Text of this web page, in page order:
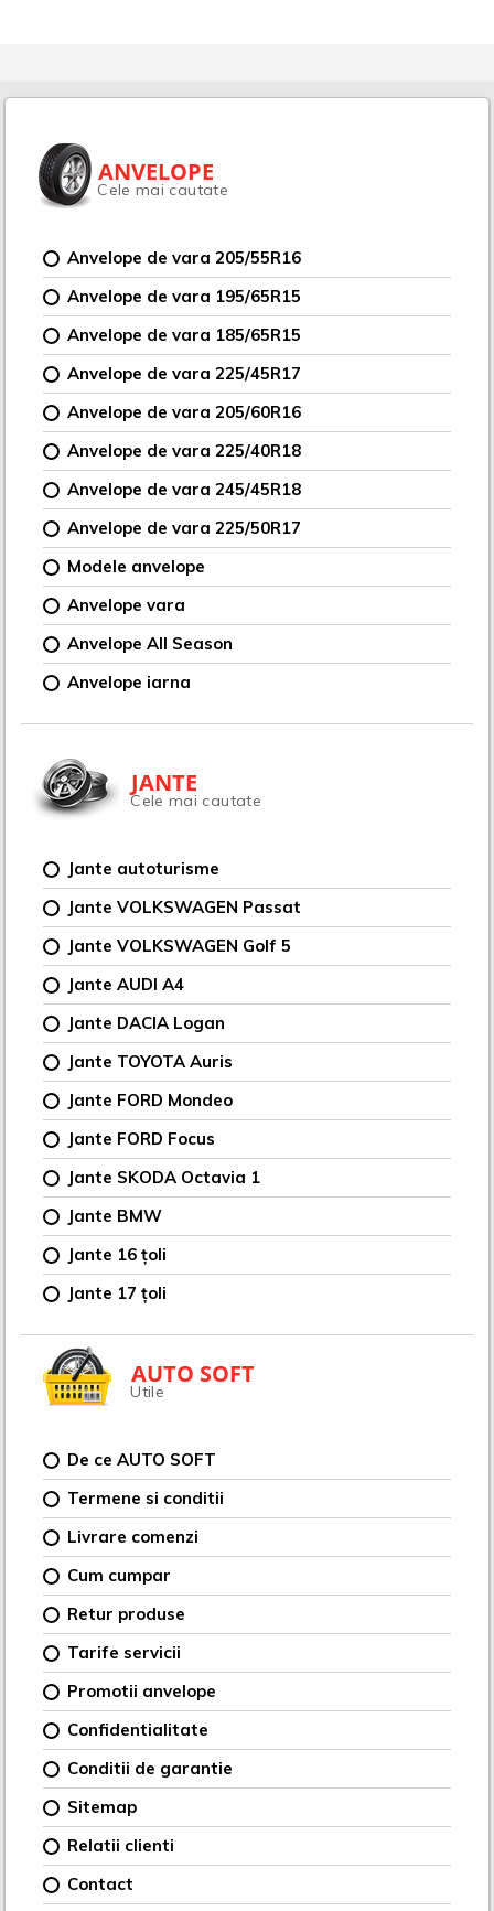
ANVELOPE
Cele mai cautate
Anvelope de vara 205/55R16
Anvelope de vara 195/65R15
Anvelope de vara 185/65R15
Anvelope de vara 225/45R17
Anvelope de vara 205/60R16
Anvelope de vara 225/40R18
Anvelope de vara 245/45R18
Anvelope de vara 225/50R17
Modele anvelope
Anvelope vara
Anvelope All Season
Anvelope iarna
JANTE
Cele mai cautate
Jante autoturisme
Jante VOLKSWAGEN Passat
Jante VOLKSWAGEN Golf 5
Jante AUDI A4
Jante DACIA Logan
Jante TOYOTA Auris
Jante FORD Mondeo
Jante FORD Focus
Jante SKODA Octavia 1
Jante BMW
Jante 16 țoli
Jante 17 țoli
AUTO SOFT
Utile
De ce AUTO SOFT
Termene si conditii
Livrare comenzi
Cum cumpar
Retur produse
Tarife servicii
Promotii anvelope
Confidentialitate
Conditii de garantie
Sitemap
Relatii clienti
Contact